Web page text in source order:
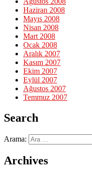
Haziran 2008
Mayıs 2008
Nisan 2008
Mart 2008
Ocak 2008
Aralık 2007
Kasım 2007
Ekim 2007
Eylül 2007
Ağustos 2007
Temmuz 2007
Search
Arama:
Archives